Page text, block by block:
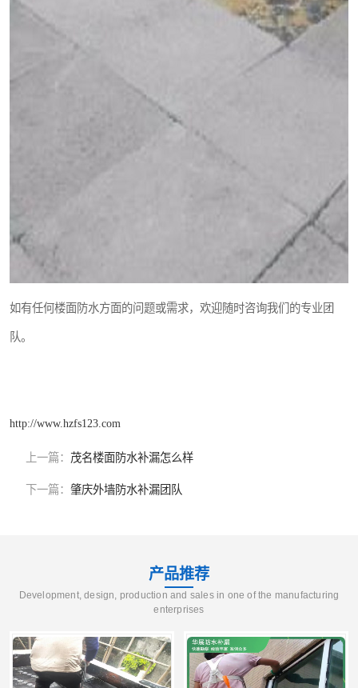
如有任何楼面防水方面的问题或需求，欢迎随时咨询我们的专业团
队。
http://www.hzfs123.com
上一篇： 茂名楼面防水补漏怎么样
下一篇： 肇庆外墙防水补漏团队
产品推荐
Development, design, production and sales in one of the manufacturing
enterprises